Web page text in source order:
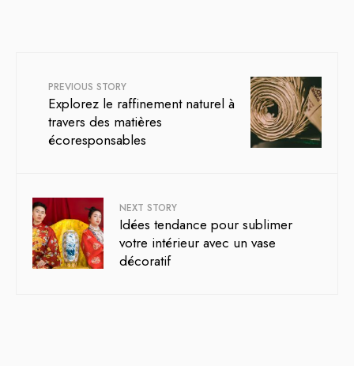
PREVIOUS STORY
Explorez le raffinement naturel à
travers des matières
écoresponsables
NEXT STORY
Idées tendance pour sublimer
votre intérieur avec un vase
décoratif